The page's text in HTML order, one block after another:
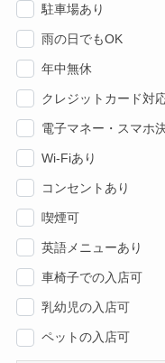
駐車場あり
雨の日でもOK
年中無休
クレジットカード対
電子マネー・スマホ
Wi-Fiあり
コンセントあり
喫煙可
英語メニューあり
車椅子での入店可
乳幼児の入店可
ペットの入店可